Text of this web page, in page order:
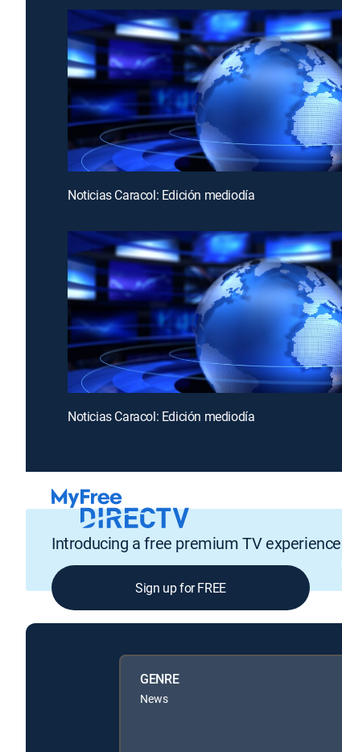
Noticias Caracol: Edición mediodía
Noticias Caracol: Edición mediodía
Introducing a free premium TV experience
Sign up for FREE
GENRE
News